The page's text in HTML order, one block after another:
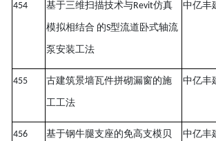
454 基于三维扫描技术与Revit仿真
模拟相结合 的S型流道卧式轴流
泵安装工法
中亿丰
455 古建筑景墙瓦件拼砌漏窗的施
工工法
中亿丰
456 基于钢牛腿支座的免高支模贝 中亿丰